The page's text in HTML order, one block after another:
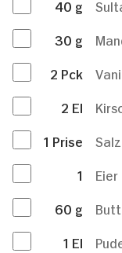
40 g
30 g
2 Pck
2 El
1 Prise
Salz
1
Eier
60 g
1 El